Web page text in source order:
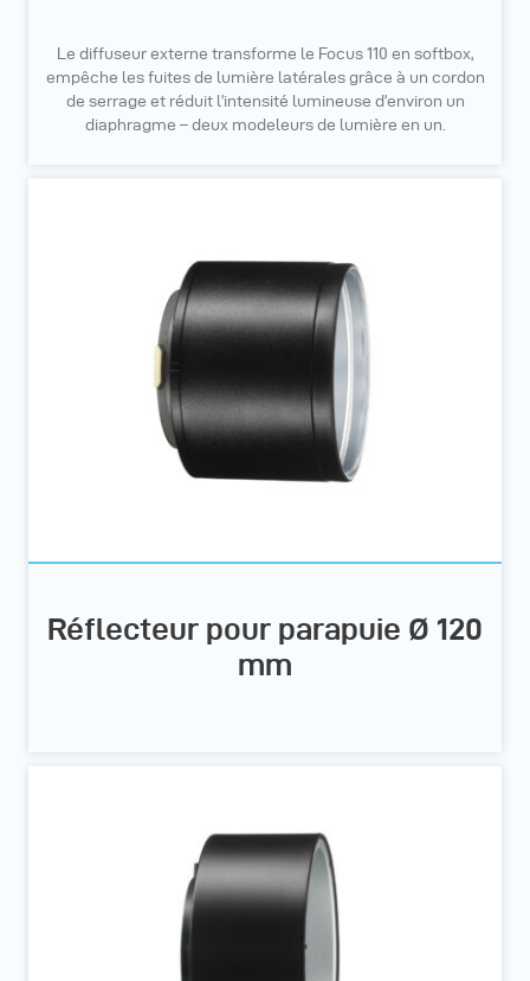
Le diffuseur externe transforme le Focus 110 en softbox,
empêche les fuites de lumière latérales grâce à un cordon
de serrage et réduit l’intensité lumineuse d’environ un
diaphragme – deux modeleurs de lumière en un.
Réflecteur pour parapuie Ø 120
mm